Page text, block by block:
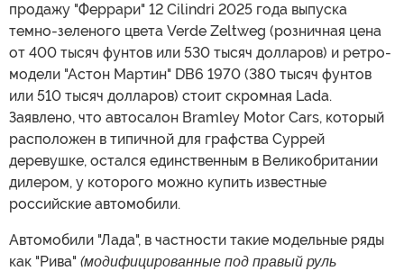
продажу "Феррари" 12 Cilindri 2025 года выпуска
темно-зеленого цвета Verde Zeltweg (розничная цена
от 400 тысяч фунтов или 530 тысяч долларов) и ретро-
модели "Астон Мартин" DB6 1970 (380 тысяч фунтов
или 510 тысяч долларов) стоит скромная Lada.
Заявлено, что автосалон Bramley Motor Cars, который
расположен в типичной для графства Суррей
деревушке, остался единственным в Великобритании
дилером, у которого можно купить известные
российские автомобили.
Автомобили "Лада", в частности такие модельные ряды
как "Рива" (модифицированные под правый руль